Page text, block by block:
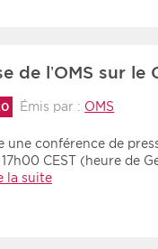
de l’OMS sur le
Émis par : OMS
une conférence de
CEST (heure de
la suite